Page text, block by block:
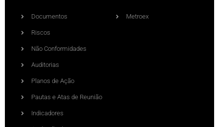
Documentos
Riscos
Não Conformidades
Auditorias
Planos de Ação
Pautas e Atas de Reunião
Indicadores
Metroex